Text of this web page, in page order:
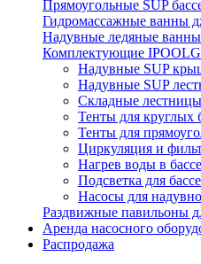
Прямоугольные SUP
Гидромассажные ванны
Надувные ледяные
Комплектующие
Надувные SUP
Надувные SUP
Складные
Тенты для круглых
Тенты для
Циркуляция и
Нагрев воды в
Подсветка для
Насосы для
Раздвижные павильоны
Аренда насосного
Распродажа